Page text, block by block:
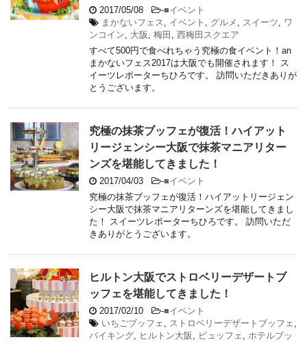
2017/05/08 -■イベント
まかないフェス , イベント , グルメ , スイーツ, ワ
ンコイン, 大阪 , 梅田 , 西梅田スクエア
すべて500円で食べれちゃう究極の食イベント！an
まかないフェス2017は大阪でも開催されます！ ス
イーツレポーターちひろです。 訪問いただきありが
とうございます。
究極の抹茶ブッフェが復活！ハイアット
リージェンシー大阪で抹茶マニアリター
ンズを堪能してきました！
2017/04/03 -■イベント
究極の抹茶ブッフェが復活！ハイアットリージェン
シー大阪で抹茶マニアリターンズを堪能してきまし
た！ スイーツレポーターちひろです。 訪問いただ
きありがとうございます。
ヒルトン大阪でストロベリーデザートブ
ッフェを堪能してきました！
2017/02/10 -■イベント
いちごブッフェ , ストロベリーデザートブッフェ ,
バイキング, ヒルトン大阪 , ビュッフェ , ホテルブッ